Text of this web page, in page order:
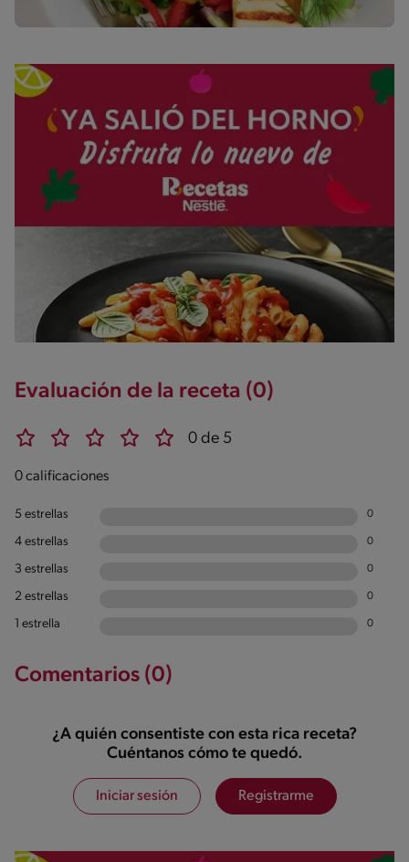
Evaluación de la receta (0)
0 de 5
0 calificaciones
5 estrellas 0
4 estrellas 0
3 estrellas 0
2 estrellas 0
1 estrella 0
Comentarios (0)
¿A quién consentiste con esta rica receta?
Cuéntanos cómo te quedó.
Iniciar sesión Registrarme